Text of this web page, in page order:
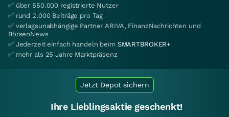
✅ über 550.000 registrierte Nutzer
✅ rund 2.000 Beiträge pro Tag
✅ verlagsunabhängige Partner ARIVA, FinanzNachrichten und
BörsenNews
✅ Jederzeit einfach handeln beim SMARTBROKER+
✅ mehr als 25 Jahre Marktpräsenz
Jetzt Depot sichern
Ihre Lieblingsaktie geschenkt!